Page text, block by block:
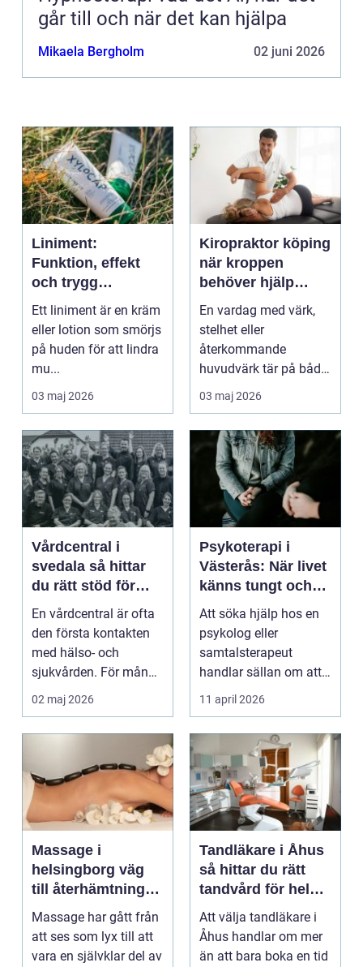
går till och när det kan hjälpa
Mikaela Bergholm 02 juni 2026
Liniment:
Funktion, effekt
och trygg
användning
Ett liniment är en kräm
eller lotion som smörjs
på huden för att lindra
mu...
03 maj 2026
Kiropraktor köping
när kroppen
behöver hjälp
tillbaka
En vardag med värk,
stelhet eller
återkommande
huvudvärk tär på både
ork och humör. Många
går länge ...
03 maj 2026
Vårdcentral i
svedala så hittar
du rätt stöd för
hela familjen
En vårdcentral är ofta
den första kontakten
med hälso- och
sjukvården. För många
i Svedala handlar v...
02 maj 2026
Psykoterapi i
Västerås: När livet
känns tungt och
du behöver prata
med någon
Att söka hjälp hos en
psykolog eller
samtalsterapeut
handlar sällan om att
vara svag....
11 april 2026
Massage i
helsingborg väg
till återhämtning
och hållbar hälsa
Massage har gått från
att ses som lyx till att
vara en självklar del av
Tandläkare i Åhus
så hittar du rätt
tandvård för hela
familjen
Att välja tandläkare i
Åhus handlar om mer
än att bara boka en tid